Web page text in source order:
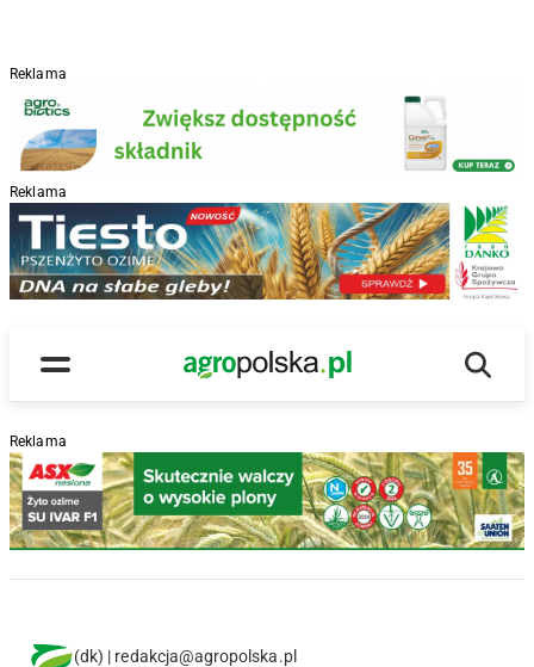
Reklama
Reklama
Menu
Main Logo
Reklama
(dk) | redakcja@agropolska.pl